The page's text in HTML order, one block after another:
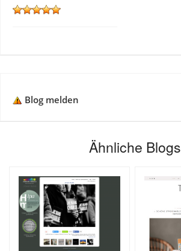
Blog melden
Ähnliche Blogs